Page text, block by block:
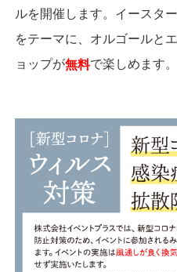
ルを開催します。イースタ
をテーマに、オルゴールと
ョップが無料で楽しめます。